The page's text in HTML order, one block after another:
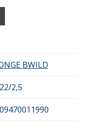
BWILD
2,5